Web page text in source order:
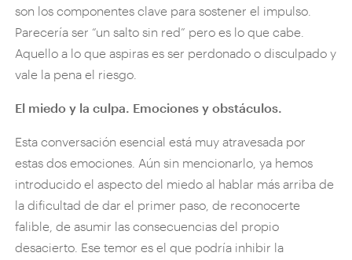
son los componentes clave para sostener el impulso.
Parecería ser “un salto sin red” pero es lo que cabe.
Aquello a lo que aspiras es ser perdonado o disculpado y
vale la pena el riesgo.
El miedo y la culpa. Emociones y obstáculos.
Esta conversación esencial está muy atravesada por
estas dos emociones. Aún sin mencionarlo, ya hemos
introducido el aspecto del miedo al hablar más arriba de
la dificultad de dar el primer paso, de reconocerte
falible, de asumir las consecuencias del propio
desacierto. Ese temor es el que podría inhibir la